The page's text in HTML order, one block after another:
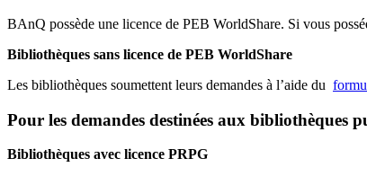
BAnQ possède une licence de PEB WorldShare. Si vous
Bibliothèques sans licence de PEB WorldShare
Les bibliothèques soumettent leurs demandes à l’aide du
Pour les demandes destinées aux bibliothèques
Bibliothèques avec licence PRPG